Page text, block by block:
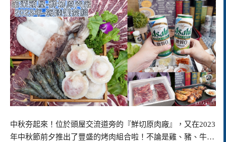
中秋夯起來！位於頭屋交流道旁的『鮮切原肉廠』，又在2023
年中秋節前夕推出了豐盛的烤肉組合啦！不論是雞、豬、牛…